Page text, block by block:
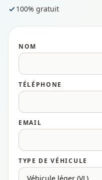
100% gratuit
NOM
TÉLÉPHONE
EMAIL
TYPE DE VÉHICULE